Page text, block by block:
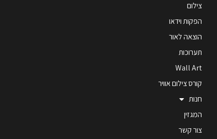
צילום
הפקות וידאו
הוצאה לאור
תערוכות
Wall Art
קורס צילום אוויר
חנות
המגזין
צור קשר